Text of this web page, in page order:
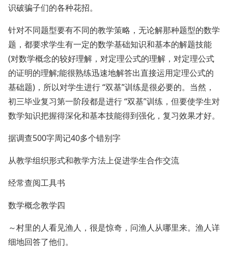
识破骗子们的各种花招。
针对不同题型要有不同的教学策略，无论解那种题型的数学
题，都要求学生有一定的数学基础知识和基本的解题技能
(对数学概念的较好理解，对定理公式的理解，对定理公式
的证明的理解;能很熟练迅速地解答出直接运用定理公式的
基础题)，所以对学生进行 “双基”训练是很必要的。当然，
初三毕业复习第一阶段都是进行 “双基”训练，但要使学生对
数学知识把握得深化和基本技能得到强化，复习效果才好。
据调查500字周记40多个错别字
从教学组织形式和教学方法上促进学生合作交流
经常查阅工具书
数学概念教学四
～村里的人看见渔人，很是惊奇，问渔人从哪里来。渔人详
细地回答了他们。